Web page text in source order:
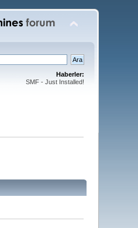
Haberler:
SMF - Just Installed!